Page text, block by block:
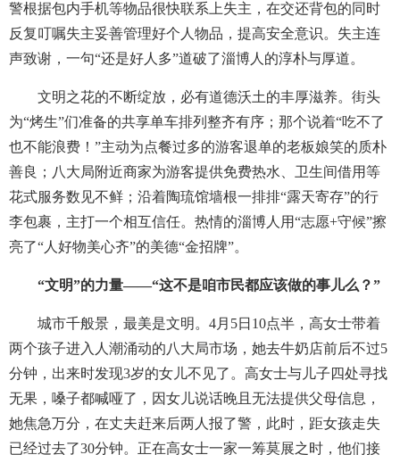
警根据包内手机等物品很快联系上失主，在交还背包的同时
反复叮嘱失主妥善管理好个人物品，提高安全意识。失主连
声致谢，一句“还是好人多”道破了淄博人的淳朴与厚道。
文明之花的不断绽放，必有道德沃土的丰厚滋养。街头
为“烤生”们准备的共享单车排列整齐有序；那个说着“吃不了
也不能浪费！”主动为点餐过多的游客退单的老板娘笑的质朴
善良；八大局附近商家为游客提供免费热水、卫生间借用等
花式服务数见不鲜；沿着陶琉馆墙根一排排“露天寄存”的行
李包裹，主打一个相互信任。热情的淄博人用“志愿+守候”擦
亮了“人好物美心齐”的美德“金招牌”。
“文明”的力量——“这不是咱市民都应该做的事儿么？”
城市千般景，最美是文明。4月5日10点半，高女士带着
两个孩子进入人潮涌动的八大局市场，她去牛奶店前后不过5
分钟，出来时发现3岁的女儿不见了。高女士与儿子四处寻找
无果，嗓子都喊哑了，因女儿说话晚且无法提供父母信息，
她焦急万分，在丈夫赶来后两人报了警，此时，距女孩走失
已经过去了30分钟。正在高女士一家一筹莫展之时，他们接